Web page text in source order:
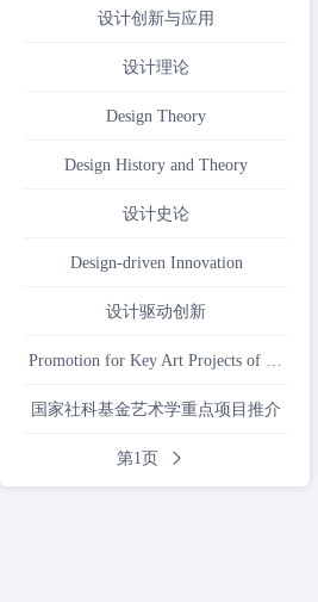
设计创新与应用
设计理论
Design Theory
Design History and Theory
设计史论
Design-driven Innovation
设计驱动创新
Promotion for Key Art Projects of National Social Science Fund
国家社科基金艺术学重点项目推介
第1页